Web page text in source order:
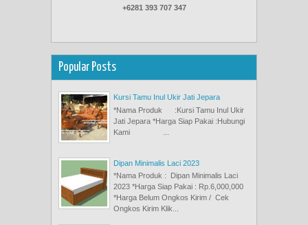
+6281 393 707 347
Popular Posts
Kursi Tamu Inul Ukir Jati Jepara
*Nama Produk :Kursi Tamu Inul Ukir
Jati Jepara *Harga Siap Pakai :Hubungi
Kami ...
Dipan Minimalis Laci 2023
*Nama Produk : Dipan Minimalis Laci
2023 *Harga Siap Pakai : Rp.6,000,000
*Harga Belum Ongkos Kirim / Cek
Ongkos Kirim Klik...